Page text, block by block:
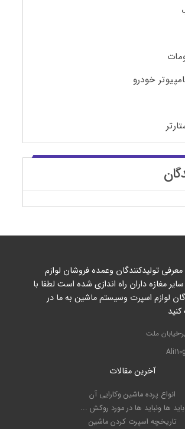
خودرو
تولیدکنندگان وعمده فروشان لوازم
مغازه داران راه اندازی شده است لطفا با
لوازم اسپرت وسیستم ماشین به ما در
خیابان ملت
آخرین مقالات
انواع پرده ماشین وکارایی آن
باید ها ونباید ها در مورد روکش ...
تاریخچه اسپرت کردن ماشین